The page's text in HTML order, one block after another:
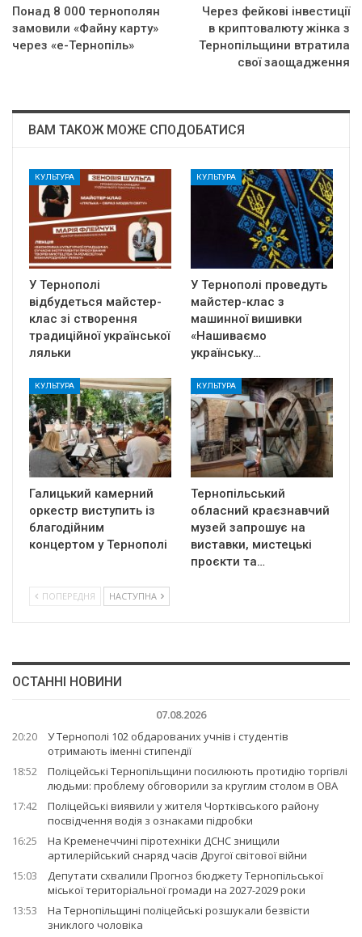
Понад 8 000 тернополян
замовили «Файну карту»
через «е-Тернопіль»
Через фейкові інвестиції
в криптовалюту жінка з
Тернопільщини втратила
свої заощадження
ВАМ ТАКОЖ МОЖЕ СПОДОБАТИСЯ
КУЛЬТУРА
У Тернополі
відбудеться майстер-
клас зі створення
традиційної української
ляльки
КУЛЬТУРА
У Тернополі проведуть
майстер-клас з
машинної вишивки
«Нашиваємо
українську…
КУЛЬТУРА
Галицький камерний
оркестр виступить із
благодійним
концертом у Тернополі
КУЛЬТУРА
Тернопільський
обласний краєзнавчий
музей запрошує на
виставки, мистецькі
проєкти та…
ПОПЕРЕДНЯ НАСТУПНА
ОСТАННІ НОВИНИ
07.08.2026
20:20
У Тернополі 102 обдарованих учнів і студентів
отримають іменні стипендії
18:52
Поліцейські Тернопільщини посилюють протидію торгівлі
людьми: проблему обговорили за круглим столом в ОВА
17:42
Поліцейські виявили у жителя Чортківського району
посвідчення водія з ознаками підробки
16:25
На Кременеччині піротехніки ДСНС знищили
артилерійський снаряд часів Другої світової війни
15:03
Депутати схвалили Прогноз бюджету Тернопільської
міської територіальної громади на 2027-2029 роки
13:53
На Тернопільщині поліцейські розшукали безвісти
зниклого чоловіка